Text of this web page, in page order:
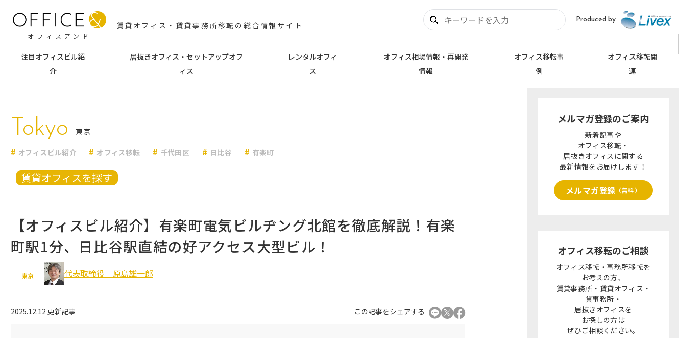
オフィスアンド
賃貸オフィス・賃貸事務所移転の総合情報サイト
Produced by
注目オフィスビル紹
介
渋谷区
文京区
台東区
世田谷区
中野区
豊島区
北区
武蔵野市
八王子市
海老名
その他横浜市
さいたま市
居抜きオフィス・セットアップオフ
ィス
レンタルオフィ
ス
オフィス相場情報・再開発
情報
オフィス移転事
例
オフィス移転関
連
Tokyo 東京
オフィスビル紹介 オフィス移転 千代田区 日比谷 有楽町
賃貸オフィスを探す
【オフィスビル紹介】有楽町電気ビルヂング北館を徹底解説！有楽
町駅1分、日比谷駅直結の好アクセス大型ビル！
東京 代表取締役 原島雄一郎
2025.12.12 更新記事 この記事をシェアする
メルマガ登録のご案内
新着記事や
オフィス移転・
居抜きオフィスに関する
最新情報をお届けします！
メルマガ登録 （無料）
オフィス移転のご相談
オフィス移転・事務所移転を
お考えの方、
賃貸事務所・賃貸オフィス・
貸事務所・
居抜きオフィスを
お探しの方は
ぜひご相談ください。
0120-620-213